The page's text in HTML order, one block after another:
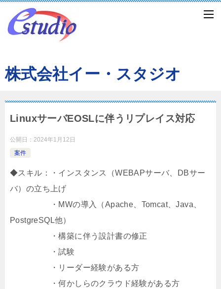
株式会社イー・スタジオ
LinuxサーバEOSLに伴うリプレイス対応
公開日： 2024年1月12日
案件
◆スキル：・インスタンス（WEBAPサーバ、DBサー
バ）の立ち上げ
・MWの導入（Apache、Tomcat、Java、
PostgreSQL他）
・構築に伴う設計書の修正
・試験
・リーダー経験がある方
・何かしらのクラウド経験がある方